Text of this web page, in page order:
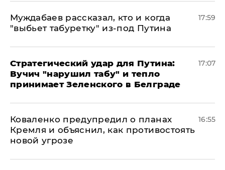
Муждабаев рассказал, кто и когда
"выбьет табуретку" из-под Путина
17:59
Стратегический удар для Путина:
Вучич "нарушил табу" и тепло
принимает Зеленского в Белграде
17:07
Коваленко предупредил о планах
Кремля и объяснил, как противостоять
новой угрозе
16:55